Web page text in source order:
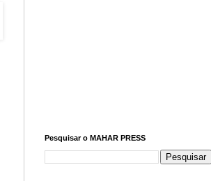
Pesquisar o MAHAR PRESS